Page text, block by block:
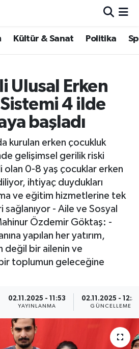
Kültür & Sanat Politika
Ulusal Erken
4 ilde
başladı
kurulan erken çocukluk
gelişimsel gerilik riski
olan 0-8 yaş çocuklar erken
ihtiyaç duydukları
ve eğitim hizmetlerine tek
- Aile ve Sosyal
Özdemir Göktaş: -
yapılan her yatırım,
değil bir ailenin ve
toplumun geleceğine
02.11.2025 - 11:53
YAYINLANMA
02.11.2025 -
GÜNCELLEME
ve Fikstür